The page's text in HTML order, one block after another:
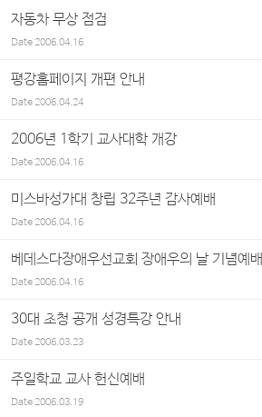
자동차 무상 점검
Date2006.04.16
평강홈페이지 개편 안내
Date2006.04.24
2006년 1학기 교사대학 개강
Date2006.04.16
미스바성가대 창립 32주년 감사예배
Date2006.04.16
베데스다장애우선교회 장애우의 날 기념예배
Date2006.04.16
30대 초청 공개 성경특강 안내
Date2006.03.23
주일학교 교사 헌신예배
Date2006.03.19